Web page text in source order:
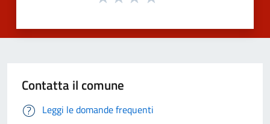
Contatta il comune
Leggi le domande frequenti